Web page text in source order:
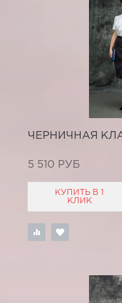
ЧЕРНИЧНАЯ
5 510 РУБ
КУПИТЬ В 1
КЛИК